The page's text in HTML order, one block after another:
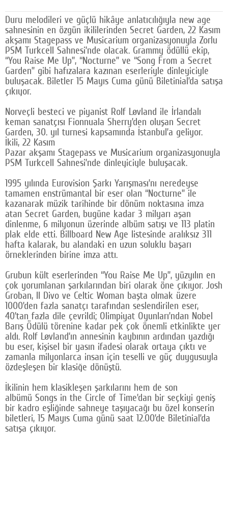
Twitter
Google Plus
© 2026 TÜM HAKLARI SAKLIDIR
Duru melodileri ve güçlü hikâye anlatıcılığıyla new age
sahnesinin en özgün ikililerinden Secret Garden, 22 Kasım
akşamı Stagepass ve Musicarium organizasyonuyla Zorlu
PSM Turkcell Sahnesi’nde olacak. Grammy ödüllü ekip,
“You Raise Me Up”, “Nocturne” ve “Song From a Secret
Garden” gibi hafızalara kazınan eserleriyle dinleyiciyle
buluşacak. Biletler 15 Mayıs Cuma günü Biletinial’da satışa
çıkıyor.
Norveçli besteci ve piyanist Rolf Løvland ile İrlandalı
keman sanatçısı Fionnuala Sherry’den oluşan Secret
Garden, 30. yıl turnesi kapsamında İstanbul’a geliyor.
İkili, 22 Kasım
Pazar akşamı Stagepass ve Musicarium organizasyonuyla
PSM Turkcell Sahnesi’nde dinleyiciyle buluşacak.
1995 yılında Eurovision Şarkı Yarışması’nı neredeyse
tamamen enstrümantal bir eser olan “Nocturne” ile
kazanarak müzik tarihinde bir dönüm noktasına imza
atan Secret Garden, bugüne kadar 3 milyarı aşan
dinlenme, 6 milyonun üzerinde albüm satışı ve 113 platin
plak elde etti. Billboard New Age listesinde aralıksız 311
hafta kalarak, bu alandaki en uzun soluklu başarı
örneklerinden birine imza attı.
Grubun kült eserlerinden “You Raise Me Up”, yüzyılın en
çok yorumlanan şarkılarından biri olarak öne çıkıyor. Josh
Groban, Il Divo ve Celtic Woman başta olmak üzere
1000’den fazla sanatçı tarafından seslendirilen eser,
40’tan fazla dile çevrildi; Olimpiyat Oyunları’ndan Nobel
Barış Ödülü törenine kadar pek çok önemli etkinlikte yer
aldı. Rolf Løvland’ın annesinin kaybının ardından yazdığı
bu eser, kişisel bir yasın ifadesi olarak ortaya çıktı ve
zamanla milyonlarca insan için teselli ve güç duygusuyla
özdeşleşen bir klasiğe dönüştü.
İkilinin hem klasikleşen şarkılarını hem de son
albümü Songs in the Circle of Time’dan bir seçkiyi geniş
bir kadro eşliğinde sahneye taşıyacağı bu özel konserin
biletleri, 15 Mayıs Cuma günü saat 12.00’de Biletinial’da
satışa çıkıyor.